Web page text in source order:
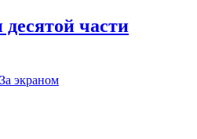
части
За экраном